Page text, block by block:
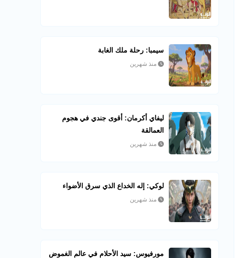
سيمبا: رحلة ملك الغابة
منذ شهرين
ليفاي أكرمان: أقوى جندي في هجوم
العمالقة
منذ شهرين
لوكي: إله الخداع الذي سرق الأضواء
منذ شهرين
مورفيوس: سيد الأحلام في عالم الغموض